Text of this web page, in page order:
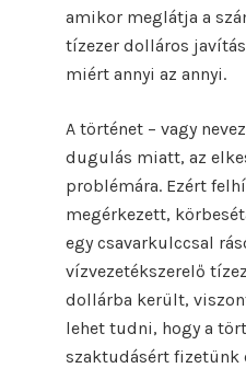
amikor meglátja a
tízezer dolláros
miért annyi az annyi.
A történet – vagy
dugulás miatt, az
problémára. Ezért
megérkezett,
egy csavarkulccsal
vízvezetékszerelő
dollárba került,
lehet tudni, hogy a
szaktudásért fizetünk